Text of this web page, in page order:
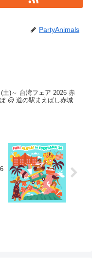
PartyAnimals
土)～ 台湾フェア 2026 赤
@ 道の駅まえばし赤城